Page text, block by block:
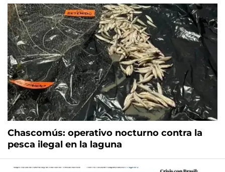
Chascomús: operativo nocturno contra la
pesca ilegal en la laguna